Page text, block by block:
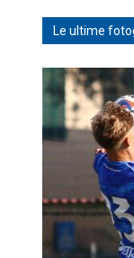
Le ultime